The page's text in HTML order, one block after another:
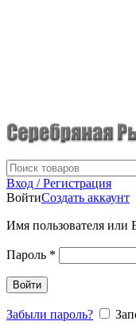
Вход / Регистрация
ВойтиСоздать аккаунт
Имя пользователя или
Пароль *
Войти
Забыли пароль?